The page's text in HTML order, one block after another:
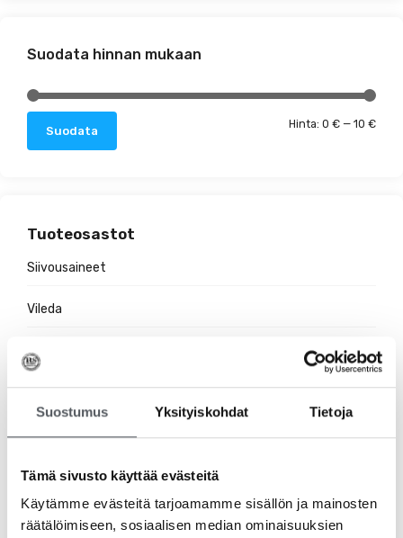
Suostumus Yksityiskohdat Tietoja
Tämä sivusto käyttää evästeitä
Käytämme evästeitä tarjoamamme sisällön ja mainosten
räätälöimiseen, sosiaalisen median ominaisuuksien
Suodata hinnan mukaan
Suodata Hinta: 0 € — 10 €
Tuoteosastot
Siivousaineet
Vileda
Hygieniatuotteet
Jätehuolto
Suojakäsineet
Pehmopaperit
Pesuaineet